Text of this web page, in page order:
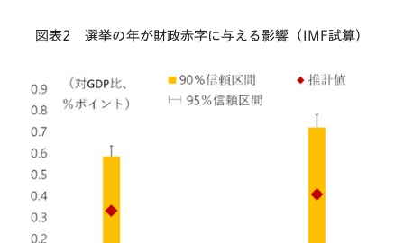
図表2 選挙の年が財政赤字に与える影響（ IMF試算）